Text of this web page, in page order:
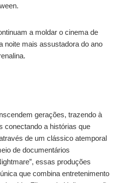
a moldar o cinema de
noite mais assustadora do ano
gerações, trazendo à
conectando a histórias que
de um clássico atemporal
de documentários
essas produções
que combina entretenimento